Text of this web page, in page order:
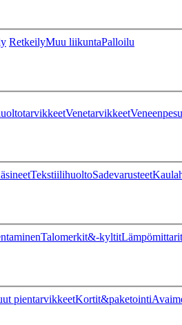
RetkeilyMuu liikuntaPalloilu
VenetarvikkeetVeneenpesu
TekstiilihuoltoSadevarusteet
Talomerkit&-kyltitLämpömittarit
pientarvikkeetKortit&paketointi